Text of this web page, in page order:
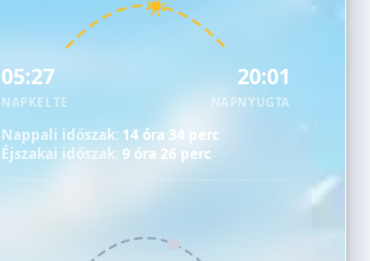
05:27
NAPKELTE
20:01
NAPNYUGTA
Nappali időszak: 14 óra 34 perc
Éjszakai időszak:9 óra 26 perc